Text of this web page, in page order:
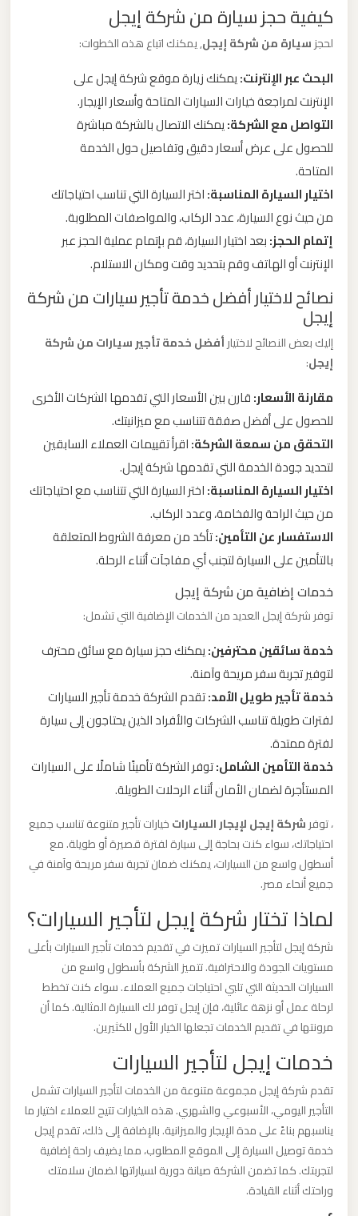
كيفية حجز سيارة من شركة إيجل
لحجزسيارة من شركة إيجل, يمكنك اتباع هذه الخطوات:
البحث عبر الإنترنت:يمكنك زيارة موقع شركة إيجل على
الإنترنت لمراجعة خيارات السيارات المتاحة وأسعار الإيجار.
التواصل مع الشركة:يمكنك الاتصال بالشركة مباشرة
للحصول على عرض أسعار دقيق وتفاصيل حول الخدمة
المتاحة.
اختيار السيارة المناسبة:اختر السيارة التي تناسب احتياجاتك
من حيث نوع السيارة، عدد الركاب، والمواصفات المطلوبة.
إتمام الحجز:بعد اختيار السيارة، قم بإتمام عملية الحجز عبر
الإنترنت أو الهاتف وقم بتحديد وقت ومكان الاستلام.
نصائح لاختيار أفضل خدمة تأجير سيارات من شركة
إيجل
إليك بعض النصائح لاختيارأفضل خدمة تأجير سيارات من شركة
إيجل:
مقارنة الأسعار:قارن بين الأسعار التي تقدمها الشركات الأخرى
للحصول على أفضل صفقة تتناسب مع ميزانيتك.
التحقق من سمعة الشركة:اقرأ تقييمات العملاء السابقين
لتحديد جودة الخدمة التي تقدمها شركة إيجل.
اختيار السيارة المناسبة:اختر السيارة التي تتناسب مع احتياجاتك
من حيث الراحة والفخامة، وعدد الركاب.
الاستفسار عن التأمين:تأكد من معرفة الشروط المتعلقة
بالتأمين على السيارة لتجنب أي مفاجآت أثناء الرحلة.
خدمات إضافية من شركة إيجل
توفر شركة إيجل العديد من الخدمات الإضافية التي تشمل:
خدمة سائقين محترفين:يمكنك حجز سيارة مع سائق محترف
لتوفير تجربة سفر مريحة وآمنة.
خدمة تأجير طويل الأمد:تقدم الشركة خدمة تأجير السيارات
لفترات طويلة تناسب الشركات والأفراد الذين يحتاجون إلى سيارة
لفترة ممتدة.
خدمة التأمين الشامل:توفر الشركة تأمينًا شاملًا على السيارات
المستأجرة لضمان الأمان أثناء الرحلات الطويلة.
، توفرشركة إيجل لإيجار السياراتخيارات تأجير متنوعة تناسب جميع
احتياجاتك، سواء كنت بحاجة إلى سيارة لفترة قصيرة أو طويلة. مع
أسطول واسع من السيارات، يمكنك ضمان تجربة سفر مريحة وآمنة في
جميع أنحاء مصر.
لماذا تختار شركة إيجل لتأجير السيارات؟
شركة إيجل لتأجير السيارات تميزت في تقديم خدمات تأجير السيارات بأعلى
مستويات الجودة والاحترافية. تتميز الشركة بأسطول واسع من
السيارات الحديثة التي تلبي احتياجات جميع العملاء. سواء كنت تخطط
لرحلة عمل أو نزهة عائلية، فإن إيجل توفر لك السيارة المثالية. كما أن
مرونتها في تقديم الخدمات تجعلها الخيار الأول للكثيرين.
خدمات إيجل لتأجير السيارات
تقدم شركة إيجل مجموعة متنوعة من الخدمات لتأجير السيارات تشمل
التأجير اليومي، الأسبوعي والشهري. هذه الخيارات تتيح للعملاء اختيار ما
يناسبهم بناءً على مدة الإيجار والميزانية. بالإضافة إلى ذلك، تقدم إيجل
خدمة توصيل السيارة إلى الموقع المطلوب، مما يضيف راحة إضافية
لتجربتك. كما تضمن الشركة صيانة دورية لسياراتها لضمان سلامتك
وراحتك أثناء القيادة.
القاهرة
ليموزين
القاهرة
للاسكندرية
ليموزين
القاهرة
مطار
العرب
ليموزين
الاسكندرية
مطار
القاهرة
ليموزين
مطار
مرسي
ليموزين
مطار
الشيخ
ليموزين
مطار
سفنكس
ليموزين
مطار
العرب
والإسكندرية
ليموزين
مطار
العرب
مرسي
مطروح
ليموزين
مطار
العرب